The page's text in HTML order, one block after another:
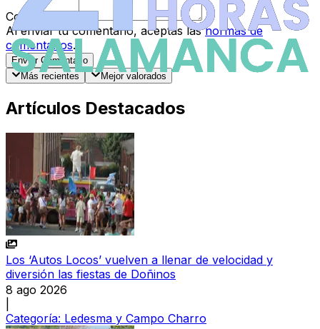
Comentario *
Al enviar tu comentario, aceptas las normas de
comentarios.
Enviar Comentario
Más recientes
Mejor valorados
Artículos Destacados
Los ‘Autos Locos’ vuelven a llenar de velocidad y
diversión las fiestas de Doñinos
8 ago 2026
Categoría: Ledesma y Campo Charro